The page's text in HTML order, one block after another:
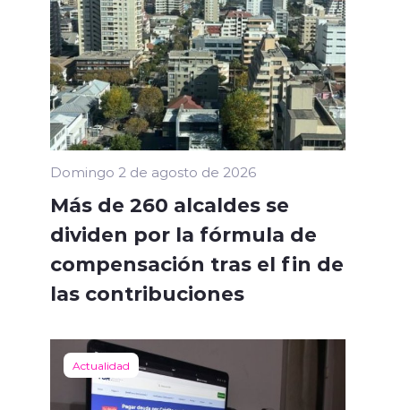
Domingo 2 de agosto de 2026
Más de 260 alcaldes se
dividen por la fórmula de
compensación tras el fin de
las contribuciones
Actualidad